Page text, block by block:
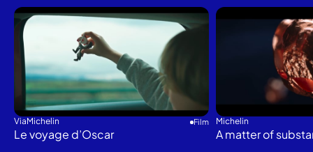
ViaMichelin Film
Le voyage d’Oscar
Michelin
A matter of